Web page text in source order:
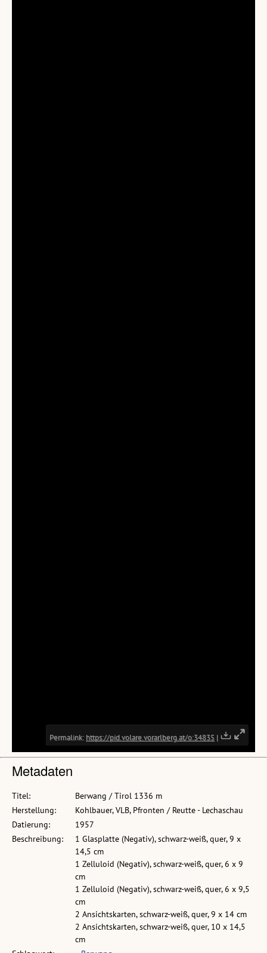
Metadaten
Titel:
Berwang / Tirol 1336 m
Herstellung:
Kohlbauer, VLB, Pfronten / Reutte - Lechaschau
Datierung:
1957
Beschreibung:
1 Glasplatte (Negativ), schwarz-weiß, quer, 9 x
14,5 cm
1 Zelluloid (Negativ), schwarz-weiß, quer, 6 x 9
cm
1 Zelluloid (Negativ), schwarz-weiß, quer, 6 x 9,5
cm
2 Ansichtskarten, schwarz-weiß, quer, 9 x 14 cm
2 Ansichtskarten, schwarz-weiß, quer, 10 x 14,5
cm